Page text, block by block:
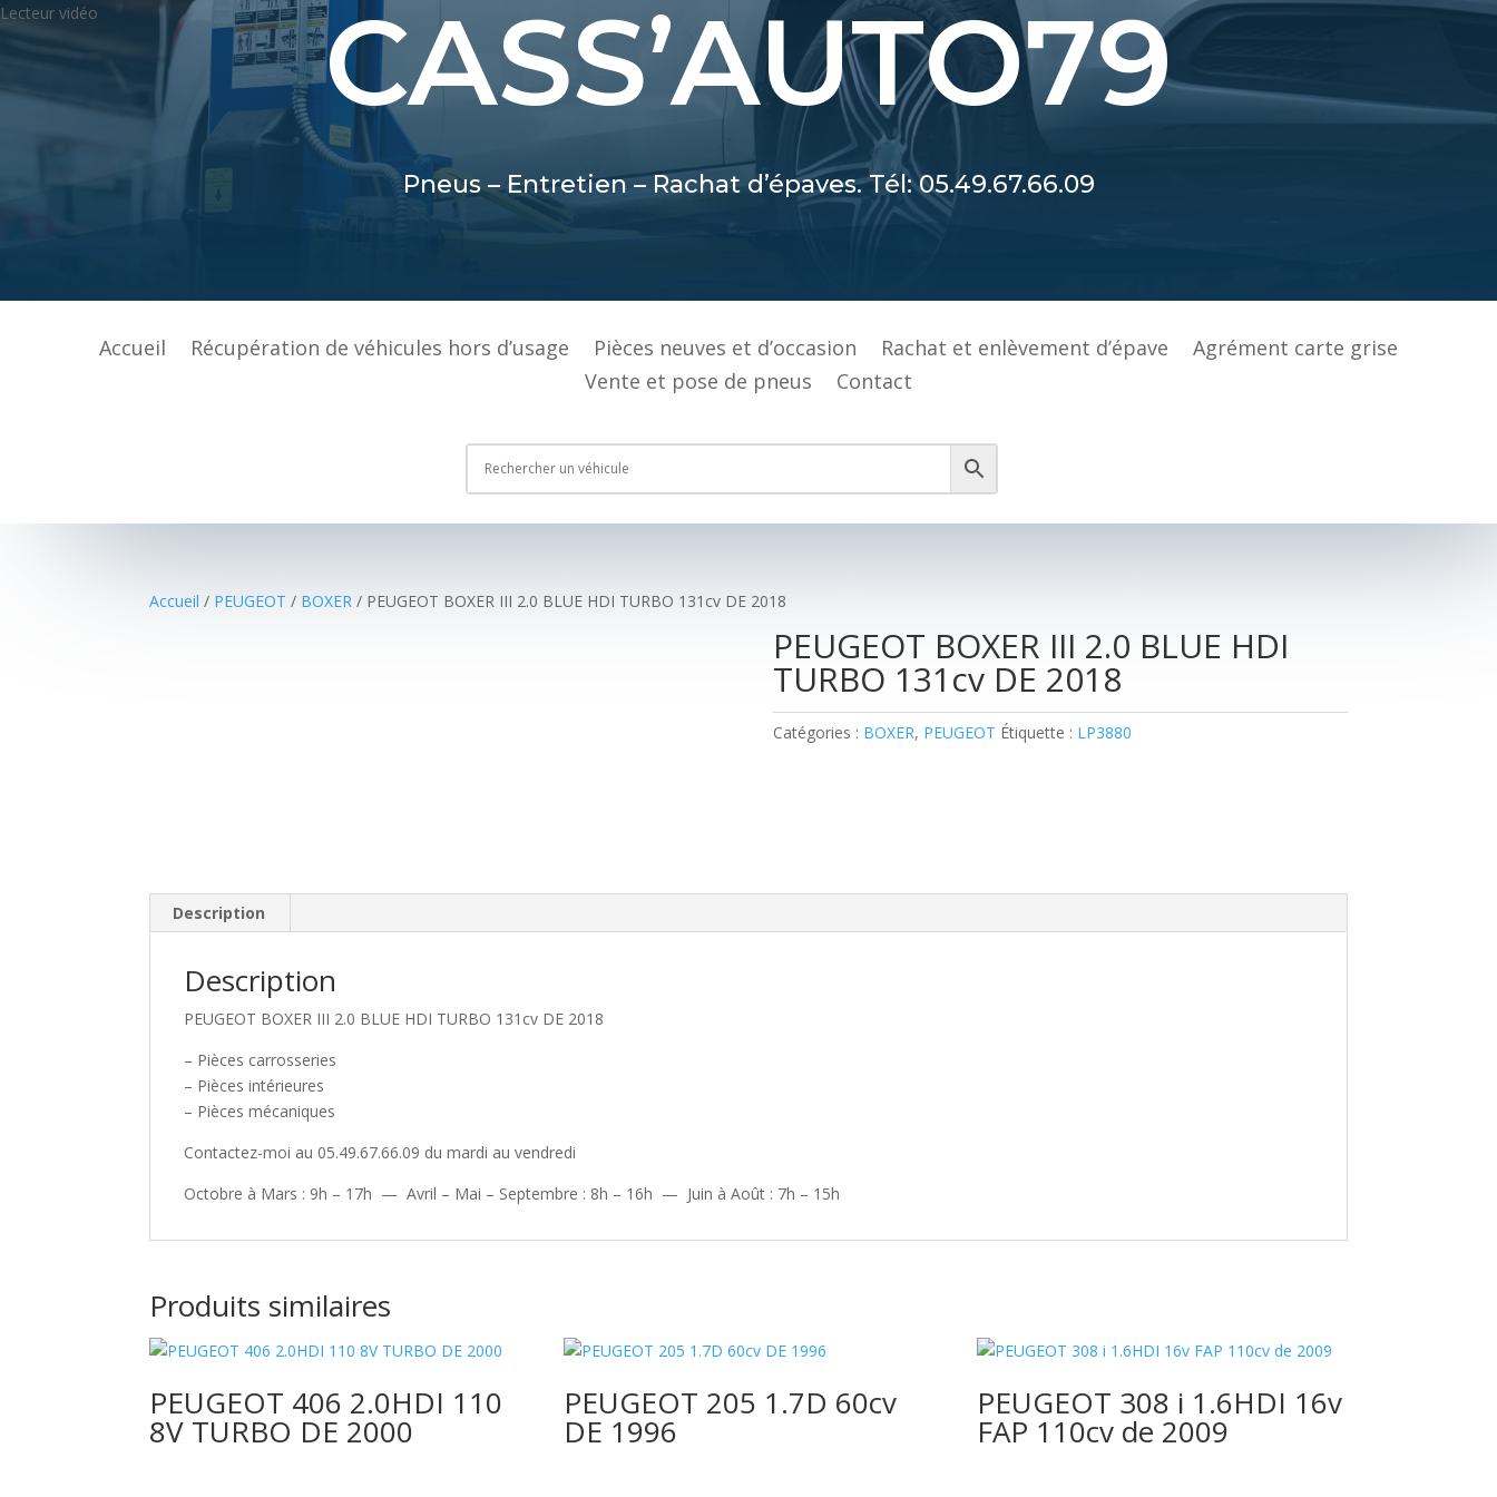
Lecteur vidéo
Utilisez les flèches haut/bas pour augmenter ou diminuer le volume.
CASS’AUTO79
Pneus – Entretien – Rachat d’épaves. Tél: 05.49.67.66.09
Accueil Récupération de véhicules hors d’usage Pièces neuves et d’occasion Rachat et enlèvement d’épave
Agrément carte grise
Vente et pose de pneus
Contact
Accueil / PEUGEOT / BOXER / PEUGEOT BOXER III 2.0 BLUE HDI TURBO 131cv DE 2018
PEUGEOT BOXER III 2.0 BLUE HDI
TURBO 131cv DE 2018
Catégories : BOXER, PEUGEOT Étiquette : LP3880
Description
Description
PEUGEOT BOXER III 2.0 BLUE HDI TURBO 131cv DE 2018
– Pièces carrosseries
– Pièces intérieures
– Pièces mécaniques
Contactez-moi au 05.49.67.66.09 du mardi au vendredi
Octobre à Mars : 9h – 17h — Avril – Mai – Septembre : 8h – 16h — Juin à Août : 7h – 15h
Produits similaires
PEUGEOT 406 2.0HDI 110
8V TURBO DE 2000
PEUGEOT 205 1.7D 60cv
DE 1996
PEUGEOT 308 i 1.6HDI 16v
FAP 110cv de 2009